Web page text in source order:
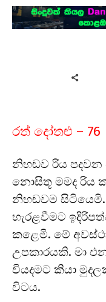
රත් දෝතළු – 76
නිහඬව රිය පදවන
නොසිතූ මමද රිය
නිහඬවම සිටියෙමි.
හැරළවීමට
කළෙමි. මේ
උපකාරයකි. මා
වියදමට කියා
විටය.